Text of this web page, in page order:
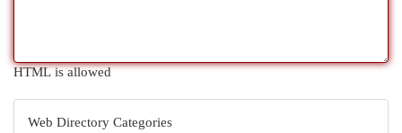
HTML is allowed
Web Directory Categories